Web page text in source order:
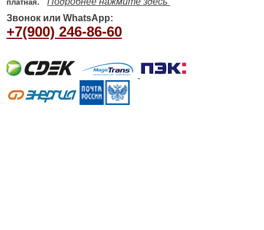
платная.
Звонок или WhatsApp:
+7(900) 246-86-60